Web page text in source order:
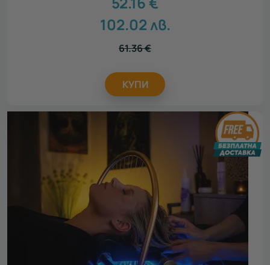
102.02лв.
61.36€
КУПИ